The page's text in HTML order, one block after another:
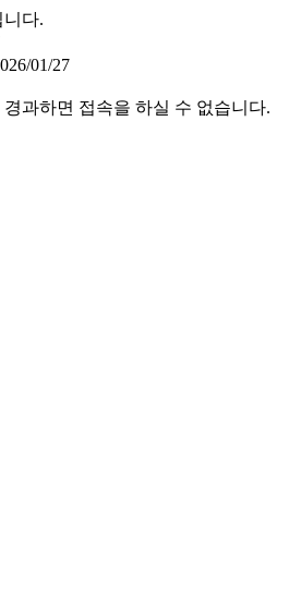
다.
01/27
과하면 접속을 하실 수 없습니다.